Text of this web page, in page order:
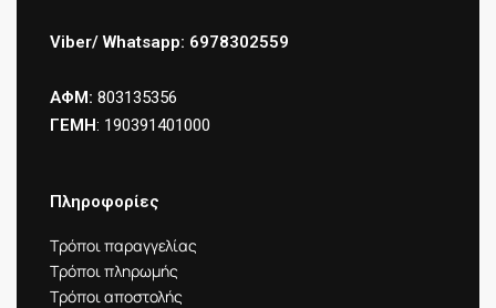
Viber/ Whatsapp: 6978302559
ΑΦΜ: 803135356
ΓΕΜΗ: 190391401000
Πληροφορίες
Τρόποι παραγγελίας
Τρόποι πληρωμής
Τρόποι αποστολής